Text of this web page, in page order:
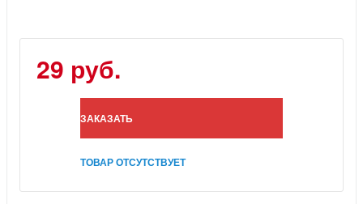
29 руб.
ЗАКАЗАТЬ
ТОВАР ОТСУТСТВУЕТ